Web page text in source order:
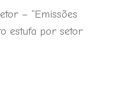
– “Emissões
estufa por setor